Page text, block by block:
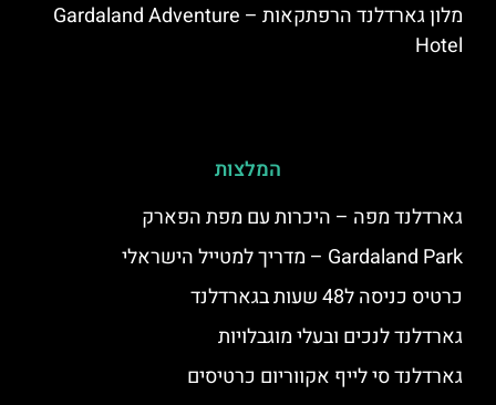
מלון גארדלנד הרפתקאות – Gardaland Adventure
Hotel
המלצות
גארדלנד מפה – היכרות עם מפת הפארק
Gardaland Park – מדריך למטייל הישראלי
כרטיס כניסה ל48 שעות בגארדלנד
גארדלנד לנכים ובעלי מוגבלויות
גארדלנד סי לייף אקווריום כרטיסים